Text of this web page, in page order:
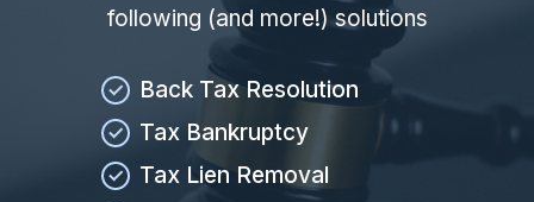
following (and more!) solutions
Back Tax Resolution
Tax Bankruptcy
Tax Lien Removal